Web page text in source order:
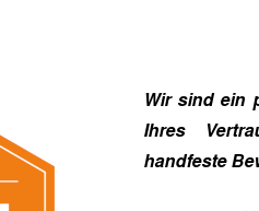
Wir sind ein
Ihres
handfeste